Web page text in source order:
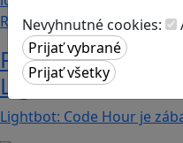
Nevyhnutné cookies:
Recenzie
Prvé kroky do
Lightbot učí deti
Lightbot: Code Hour je